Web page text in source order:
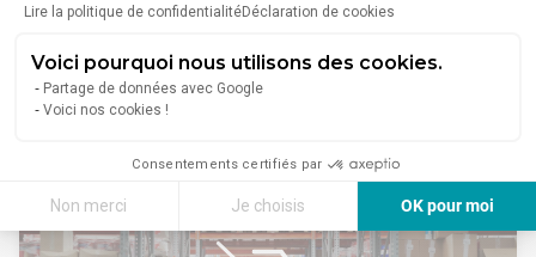
Lire la politique de confidentialitéDéclaration de cookies
Voici pourquoi nous utilisons des cookies.
Partage de données avec Google
Voici nos cookies !
Consentements certifiés par
Non merci Je choisis
OK pour moi
Axeptio consent
Plateforme de Gestion du Consentement : Personnalisez vos Options
D'environ 268 m²
Idéalement situé en plein centre de Reims, cet immeuble
lumineux de trois étages séduit par son charme authentique,
superficie d'environ 268 m², il offre de multiples possibilités
d'aménagement, tant pour une résidence principale qu'un
projet à usage mixte.
- Rez-de-chaussée : Vaste hall d'entrée desservant quatre